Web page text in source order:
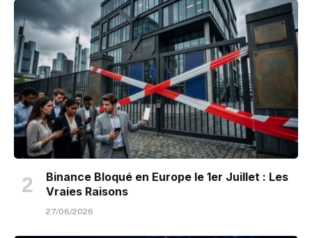
Binance Bloqué en Europe le 1er Juillet : Les
Vraies Raisons
27/06/2026